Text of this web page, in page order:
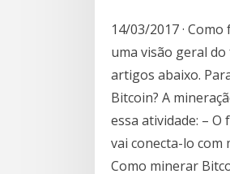
14/03/2017 ·
uma visão geral
artigos abaixo.
Bitcoin? A
essa atividade: –
vai conecta-lo com
Como minerar